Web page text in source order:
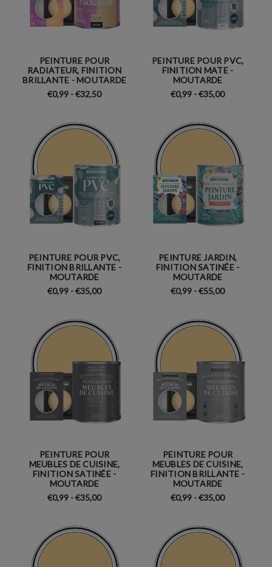
PEINTURE POUR
RADIATEUR, FINITION
BRILLANTE - MOUTARDE
€0,99 - €32,50
PEINTURE POUR PVC,
FINITION MATE -
MOUTARDE
€0,99 - €35,00
PEINTURE POUR PVC,
FINITION BRILLANTE -
MOUTARDE
€0,99 - €35,00
PEINTURE JARDIN,
FINITION SATINÉE -
MOUTARDE
€0,99 - €55,00
PEINTURE POUR
MEUBLES DE CUISINE,
FINITION SATINÉE -
MOUTARDE
€0,99 - €35,00
PEINTURE POUR
MEUBLES DE CUISINE,
FINITION BRILLANTE -
MOUTARDE
€0,99 - €35,00